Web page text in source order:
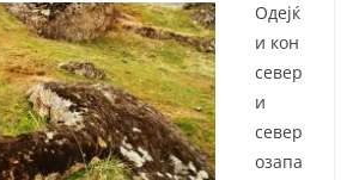
Одејќ
и кон
север
и
север
озапа